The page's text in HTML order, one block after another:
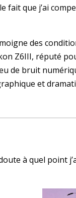
fait que j’ai
des
Z6III, réputé
de bruit
et
à quel point